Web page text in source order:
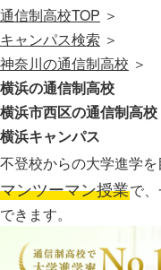
通信制高校TOP ＞
キャンパス検索 ＞
神奈川の通信制高校 ＞
横浜の通信制高校
横浜市西区の通信制高
横浜キャンパス
不登校からの大学進学を
マンツーマン授業で
できます。